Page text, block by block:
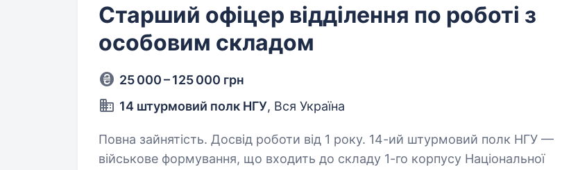
Старший офіцер відділення по роботі з
особовим складом
25 000 – 125 000 грн
14 штурмовий полк НГУ, Вся Україна
Повна зайнятість. Досвід роботи від 1 року. 14-ий штурмовий полк НГУ —
військове формування, що входить до складу 1-го корпусу Національної